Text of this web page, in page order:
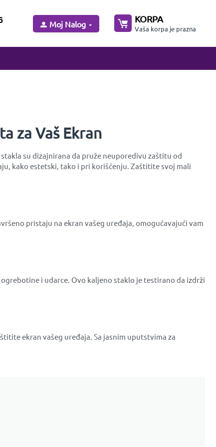
Moj Nalog KORPA
Vaša korpa je prazna
za Vaš Ekran
su dizajnirana da pruže neuporedivu zaštitu od
kako estetski, tako i pri korišćenju. Zaštitite svoj mali
pristaju na ekran vašeg uređaja, omogućavajući vam
i udarce. Ovo kaljeno staklo je testirano da izdrži
ekran vašeg uređaja. Sa jasnim uputstvima za